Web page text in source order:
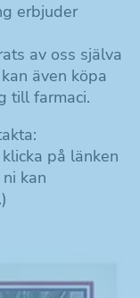
erbjuder
av oss själva
även köpa
till farmaci.
på länken
kan